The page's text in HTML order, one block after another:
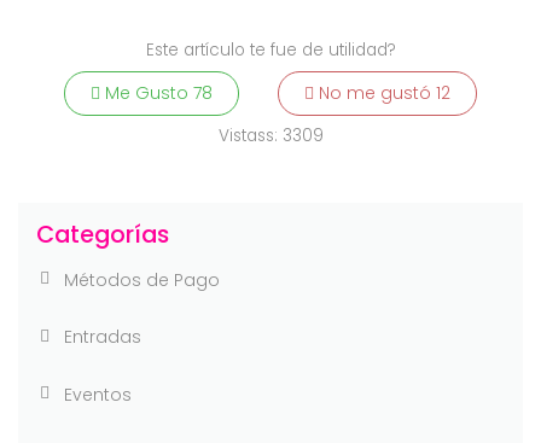
Este artículo te fue de utilidad?
Me Gusto 78 No me gustó 12
Vistass: 3309
Categorías
Métodos de Pago
Entradas
Eventos